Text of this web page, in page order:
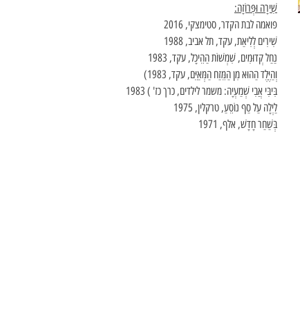
שִׁירָה וּפְּרוֹזָה:
פואמה לבת הקדר, סטימצקי, 2016
שִׁירִים לְלִיאַת, עקד, תל אביב, 1988
נַחַל קְדוּמִים, שִׁמְשׁוֹת הַהֵיכָל, עקד, 1983
וְהַיֶּלֶד הַהוּא מִן הַמֵּזַח הַמְּאַיֵּם, עקד, 1983)
בִּיבִּי אֲבִי שְׁמַעְיָה: משמר לילדים, כרך כז' ) 1983
לַיְלָה עַל סַף נוֹסֵעַ, טרקלין, 1975
בְּשַׁחַר חָדָשׁ, אלף, 1971